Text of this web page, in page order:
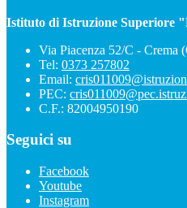
Istituto di Istruzione Superiore
Via Piacenza 52/C - Crema
Tel: 0373 257802
Email:
PEC:
C.F.: 82004950190
Seguici su
Facebook
Youtube
Instagram